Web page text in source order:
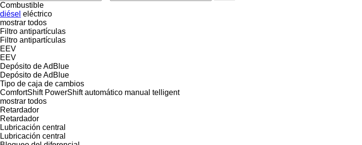
Combustible
diésel eléctrico
mostrar todos
Filtro antipartículas
Filtro antipartículas
EEV
EEV
Depósito de AdBlue
Depósito de AdBlue
Tipo de caja de cambios
ComfortShift PowerShift automático manual telligent
mostrar todos
Retardador
Retardador
Lubricación central
Lubricación central